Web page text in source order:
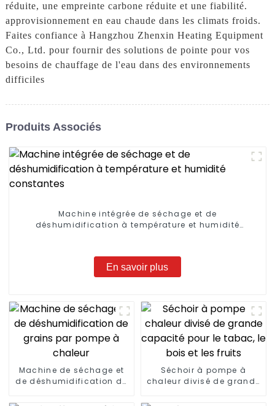
réduite, une empreinte carbone réduite et une fiabilité.
approvisionnement en eau chaude dans les climats froids.
Faites confiance à Hangzhou Zhenxin Heating Equipment
Co., Ltd. pour fournir des solutions de pointe pour vos
besoins de chauffage de l'eau dans des environnements
difficiles
Produits Associés
Machine intégrée de séchage et de
déshumidification à température et humidité
En savoir plus
Machine de séchage et
de déshumidification de
Séchoir à pompe à
chaleur divisé de grande